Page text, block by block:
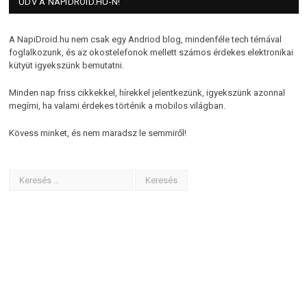
A NapiDroid.hu nem csak egy Andriod blog, mindenféle tech témával
foglalkozunk, és az okostelefonok mellett számos érdekes elektronikai
kütyüt igyekszünk bemutatni.
Minden nap friss cikkekkel, hírekkel jelentkezünk, igyekszünk azonnal
megírni, ha valami érdekes történik a mobilos világban.
Kövess minket, és nem maradsz le semmiről!